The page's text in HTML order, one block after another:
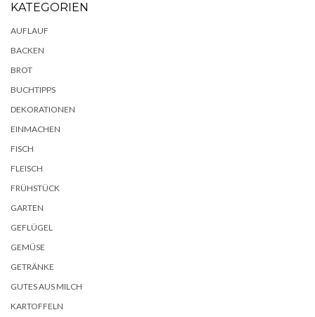
KATEGORIEN
AUFLAUF
BACKEN
BROT
BUCHTIPPS
DEKORATIONEN
EINMACHEN
FISCH
FLEISCH
FRÜHSTÜCK
GARTEN
GEFLÜGEL
GEMÜSE
GETRÄNKE
GUTES AUS MILCH
KARTOFFELN